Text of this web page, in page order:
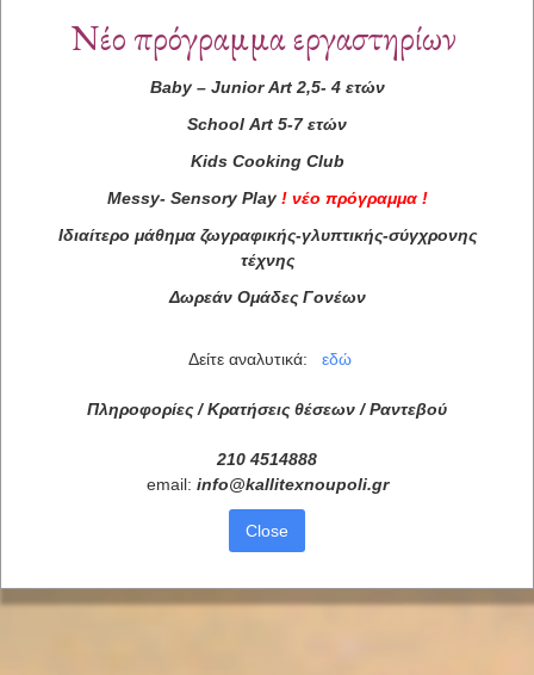
Νέο πρόγραμμα εργαστηρίων
Baby– Junior Art2,5- 4 ετών
School Art 5-7 ετών
Kids Cooking Club
Messy- Sensory Play ! νέο πρόγραμμα !
Ιδιαίτερο μάθημα ζωγραφικής-γλυπτικής-σύγχρονης
τέχνης
Δωρεάν Ομάδες Γονέων
Δείτε αναλυτικά: εδώ
Πληροφορίες / Κρατήσεις θέσεων / Ραντεβού
210 4514888
email: info@kallitexnoupoli.gr
Close